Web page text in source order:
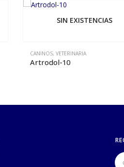
SIN EXISTENCIAS
CANINOS, VETERINARIA
Artrodol-10